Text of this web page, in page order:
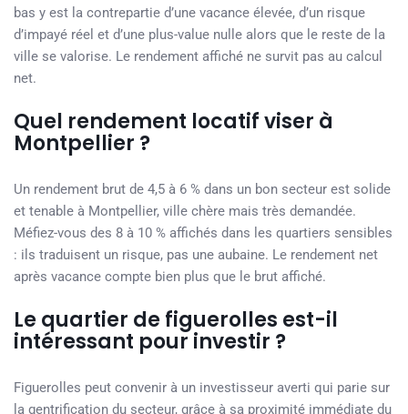
bas y est la contrepartie d’une vacance élevée, d’un risque
d’impayé réel et d’une plus-value nulle alors que le reste de la
ville se valorise. Le rendement affiché ne survit pas au calcul
net.
Quel rendement locatif viser à
Montpellier ?
Un rendement brut de 4,5 à 6 % dans un bon secteur est solide
et tenable à Montpellier, ville chère mais très demandée.
Méfiez-vous des 8 à 10 % affichés dans les quartiers sensibles
: ils traduisent un risque, pas une aubaine. Le rendement net
après vacance compte bien plus que le brut affiché.
Le quartier de figuerolles est-il
intéressant pour investir ?
Figuerolles peut convenir à un investisseur averti qui parie sur
la gentrification du secteur, grâce à sa proximité immédiate du